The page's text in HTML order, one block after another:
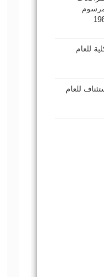
للعام
للعام